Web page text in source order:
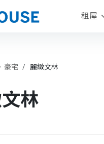
租屋
豪宅 麗緻文林
林